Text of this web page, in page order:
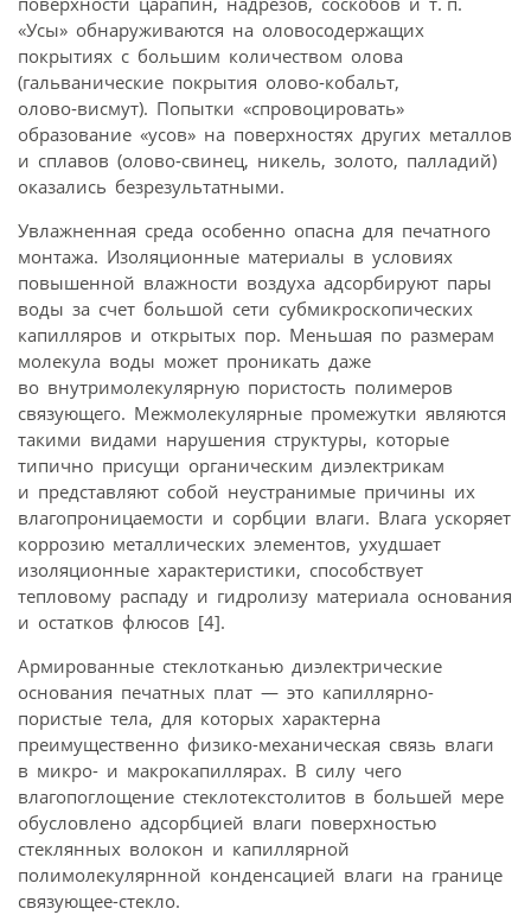
«Усы» обнаруживаются на оловосодержащих
покрытиях с большим количеством олова
(гальванические покрытия олово‑кобальт,
олово‑висмут). Попытки «спровоцировать»
образование «усов» на поверхностях других металлов
и сплавов (олово‑свинец, никель, золото, палладий)
оказались безрезультатными.
Увлажненная среда особенно опасна для печатного
монтажа. Изоляционные материалы в условиях
повышенной влажности воздуха адсорбируют пары
воды за счет большой сети субмикроскопических
капилляров и открытых пор. Меньшая по размерам
молекула воды может проникать даже
во внутримолекулярную пористость полимеров
связующего. Межмолекулярные промежутки являются
такими видами нарушения структуры, которые
типично присущи органическим диэлектрикам
и представляют собой неустранимые причины их
влагопроницаемости и сорбции влаги. Влага ускоряет
коррозию металлических элементов, ухудшает
изоляционные характеристики, способствует
тепловому распаду и гидролизу материала основания
и остатков флюсов [4].
Армированные стеклотканью диэлектрические
основания печатных плат — это капиллярно-
пористые тела, для которых характерна
преимущественно физико-механическая связь влаги
в микро- и макрокапиллярах. В силу чего
влагопоглощение стеклотекстолитов в большей мере
обусловлено адсорбцией влаги поверхностью
стеклянных волокон и капиллярной
полимолекулярнной конденсацией влаги на границе
связующее-стекло.